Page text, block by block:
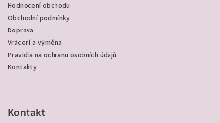
Hodnocení obchodu
Obchodní podmínky
Doprava
Vrácení a výměna
Pravidla na ochranu osobních údajů
Kontakty
Kontakt